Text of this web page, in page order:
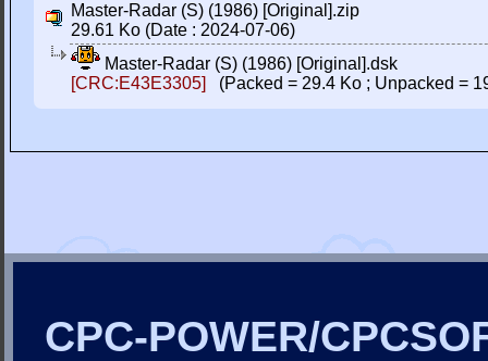
Master-Radar (S) (1986) [Original].zip
29.61 Ko (Date : 2024-07-06)
Master-Radar (S) (1986) [Original].dsk
[CRC:E43E3305]
(Packed = 29.4 Ko ; Unpacked =
CPC-POWER/